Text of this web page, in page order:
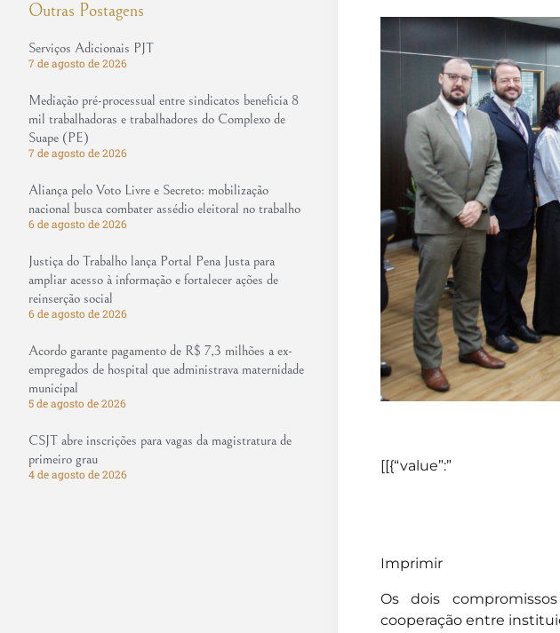
Outras Postagens
Serviços Adicionais PJT
7 de agosto de 2026
Mediação pré-processual entre sindicatos beneficia 8
mil trabalhadoras e trabalhadores do Complexo de
Suape (PE)
7 de agosto de 2026
Aliança pelo Voto Livre e Secreto: mobilização
nacional busca combater assédio eleitoral no trabalho
6 de agosto de 2026
Justiça do Trabalho lança Portal Pena Justa para
ampliar acesso à informação e fortalecer ações de
reinserção social
6 de agosto de 2026
Acordo garante pagamento de R$ 7,3 milhões a ex-
empregados de hospital que administrava maternidade
municipal
5 de agosto de 2026
CSJT abre inscrições para vagas da magistratura de
primeiro grau
4 de agosto de 2026
[[{“value”:”
Imprimir
Os dois
cooperação entre